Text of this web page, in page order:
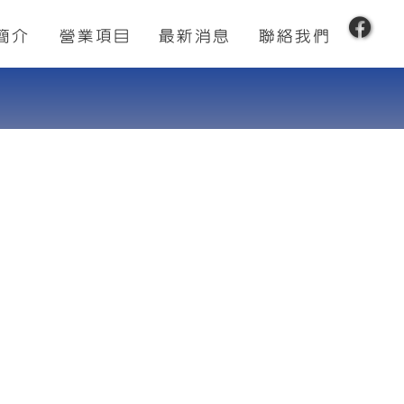
介 營業項目 最新消息 聯絡我們